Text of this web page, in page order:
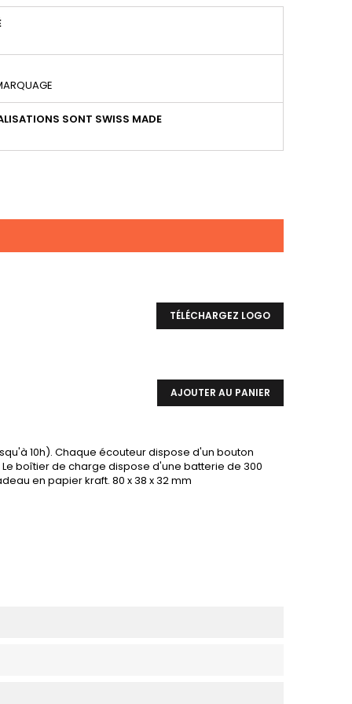
SONT SWISS MADE
TÉLÉCHARGEZ LOGO
AJOUTER AU PANIER
10h). Chaque écouteur dispose d'un bouton
boîtier de charge dispose d'une batterie de 300
en papier kraft. 80 x 38 x 32 mm